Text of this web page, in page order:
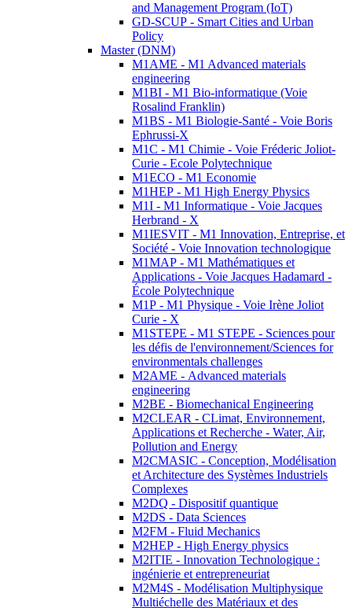
and Management Program (IoT)
GD-SCUP - Smart Cities and Urban
Policy
Master (DNM)
M1AME - M1 Advanced materials
engineering
M1BI - M1 Bio-informatique (Voie
Rosalind Franklin)
M1BS - M1 Biologie-Santé - Voie Boris
Ephrussi-X
M1C - M1 Chimie - Voie Fréderic Joliot-
Curie - Ecole Polytechnique
M1ECO - M1 Economie
M1HEP - M1 High Energy Physics
M1I - M1 Informatique - Voie Jacques
Herbrand - X
M1IESVIT - M1 Innovation, Entreprise, et
Société - Voie Innovation technologique
M1MAP - M1 Mathématiques et
Applications - Voie Jacques Hadamard -
École Polytechnique
M1P - M1 Physique - Voie Irène Joliot
Curie - X
M1STEPE - M1 STEPE - Sciences pour
les défis de l'environnement/Sciences for
environmentals challenges
M2AME - Advanced materials
engineering
M2BE - Biomechanical Engineering
M2CLEAR - CLimat, Environnement,
Applications et Recherche - Water, Air,
Pollution and Energy
M2CMASIC - Conception, Modélisation
et Architecture des Systèmes Industriels
Complexes
M2DQ - Dispositif quantique
M2DS - Data Sciences
M2FM - Fluid Mechanics
M2HEP - High Energy physics
M2ITIE - Innovation Technologique :
ingénierie et entrepreneuriat
M2M4S - Modélisation Multiphysique
Multiéchelle des Matériaux et des